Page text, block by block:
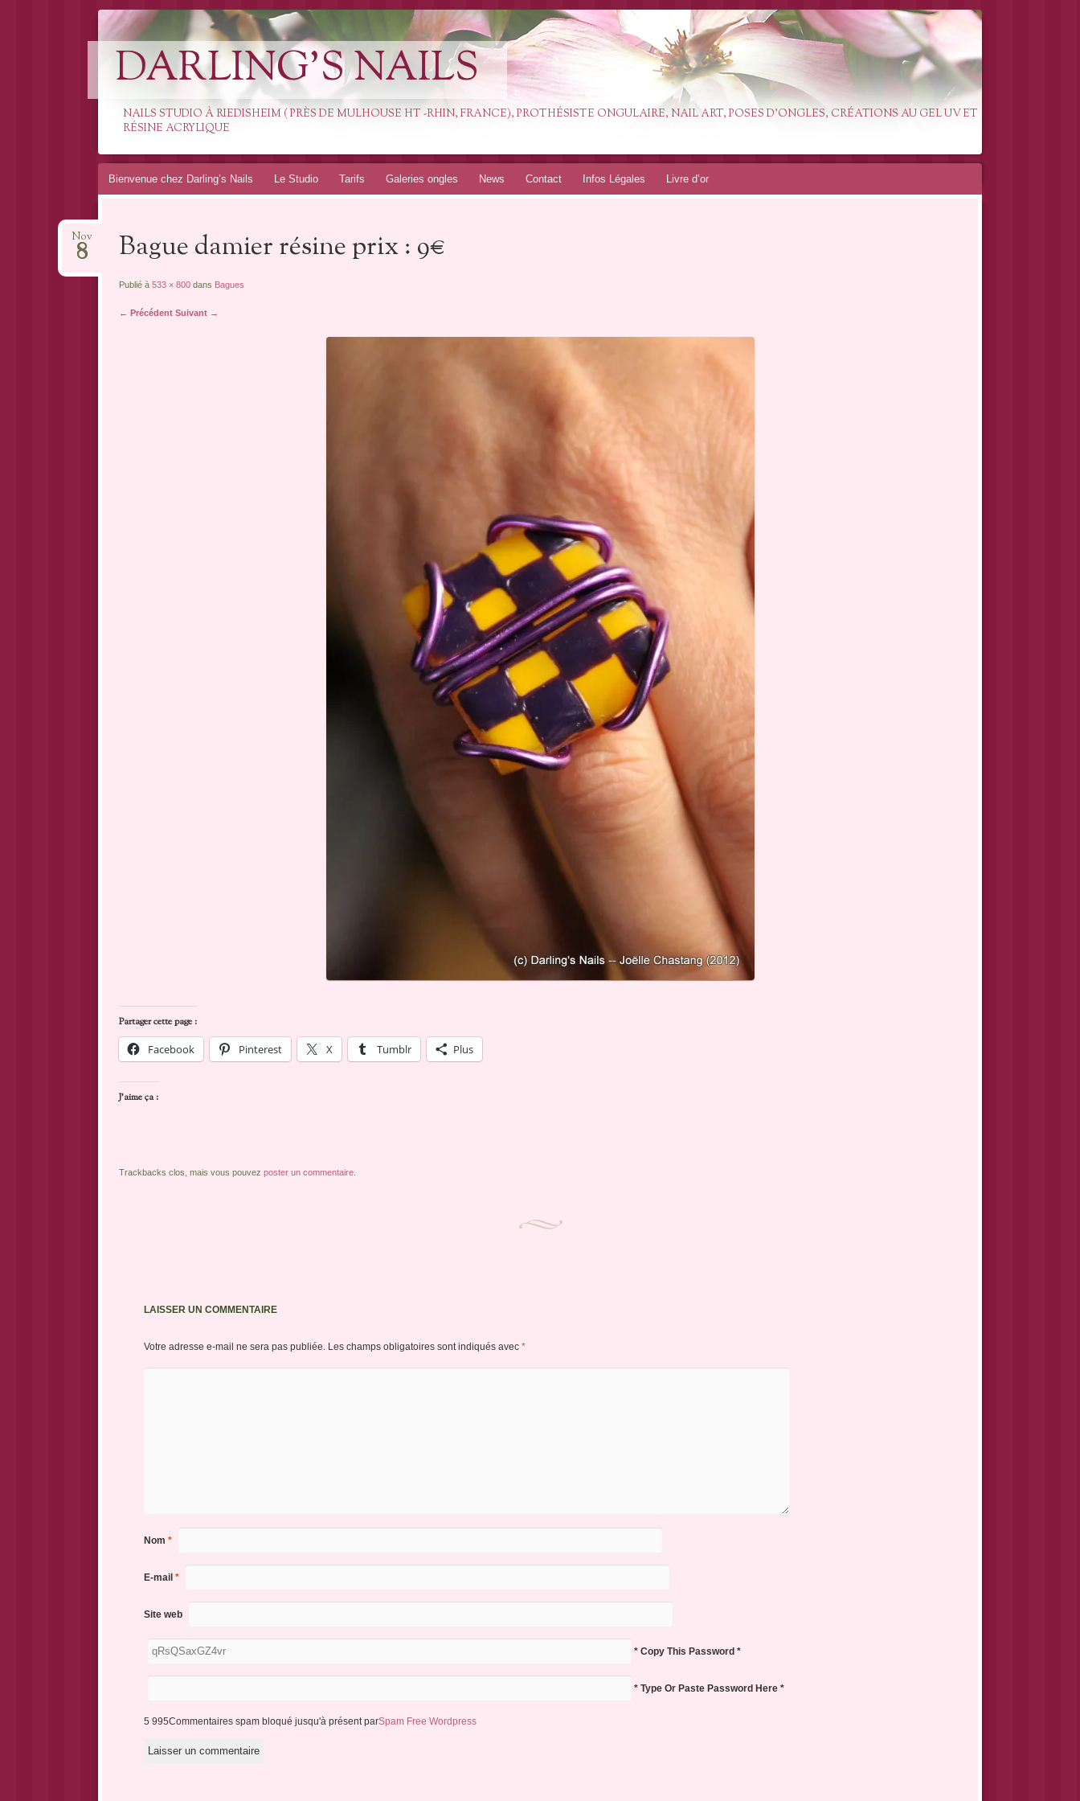
DARLING'S NAILS
NAILS STUDIO À RIEDISHEIM ( PRÈS DE MULHOUSE HT -RHIN, FRANCE), PROTHÉSISTE ONGULAIRE, NAIL ART, POSES D'ONGLES, CRÉATIONS AU GEL UV ET
RÉSINE ACRYLIQUE
Aller
Bienvenue chez Darling’s Nails Le Studio Tarifs Galeries ongles News Contact Infos Légales Livre d’or
Bague damier résine prix : 9€
Nov
8
Publié à 533 × 800dans Bagues
← Précédent Suivant →
Partager cette page :
Facebook
Pinterest X Tumblr Plus
J’aime ça :
Trackbacks clos, mais vous pouvez poster un commentaire.
LAISSER UN COMMENTAIRE
Votre adresse e-mail ne sera pas publiée. Les champs obligatoires sont indiqués avec *
Nom *
E-mail *
Site web
* Copy This Password *
* Type Or Paste Password Here *
5 995Commentaires spam bloqué jusqu'à présent parSpam Free Wordpress